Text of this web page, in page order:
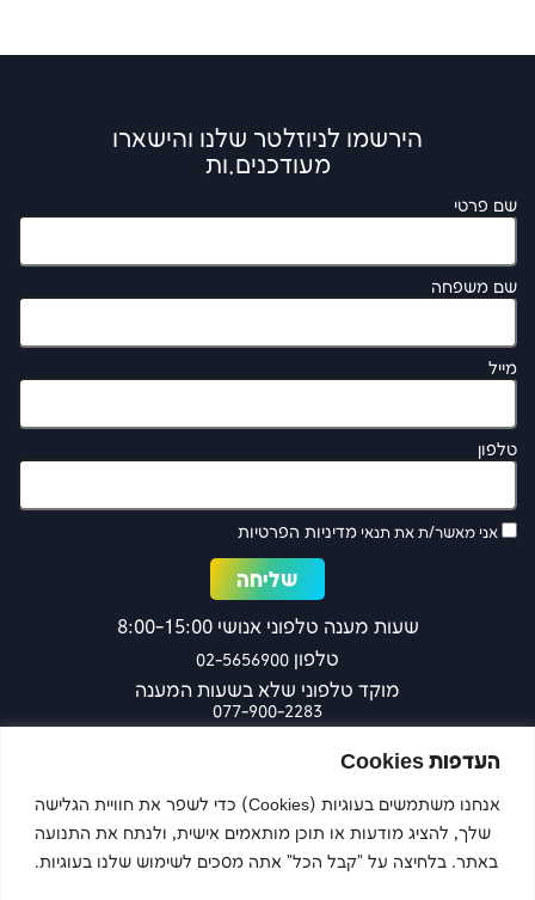
העדפות Cookies
אנחנו משתמשים בעוגיות (Cookies) כדי לשפר את חוויית הגלישה
שלך, להציג מודעות או תוכן מותאמים אישית, ולנתח את התנועה
באתר. בלחיצה על "קבל הכל" אתה מסכים לשימוש שלנו בעוגיות.
הירשמו לניוזלטר שלנו והישארו
מעודכנים.ות
שם פרטי
שם משפחה
מייל
טלפון
אני מאשר/ת את תנאי מדיניות הפרטיות
שעות מענה טלפוני אנושי 8:00-15:00
טלפון 02-5656900
מוקד טלפוני שלא בשעות המענה
077-900-2283
צרו קשר